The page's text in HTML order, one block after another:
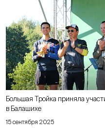
15 сентября 2025
Большая Тройка приняла
в Балашихе